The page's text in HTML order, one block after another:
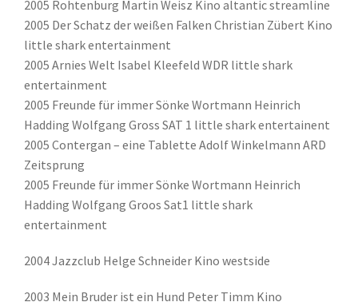
2005 Rohtenburg Martin Weisz Kino altantic streamline
2005 Der Schatz der weißen Falken Christian Zübert Kino
little shark entertainment
2005 Arnies Welt Isabel Kleefeld WDR little shark
entertainment
2005 Freunde für immer Sönke Wortmann Heinrich
Hadding Wolfgang Gross SAT 1 little shark entertainent
2005 Contergan – eine Tablette Adolf Winkelmann ARD
Zeitsprung
2005 Freunde für immer Sönke Wortmann Heinrich
Hadding Wolfgang Groos Sat1 little shark
entertainment
2004 Jazzclub Helge Schneider Kino westside
2003 Mein Bruder ist ein Hund Peter Timm Kino